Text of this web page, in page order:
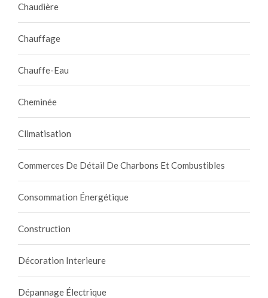
Chaudière
Chauffage
Chauffe-Eau
Cheminée
Climatisation
Commerces De Détail De Charbons Et Combustibles
Consommation Énergétique
Construction
Décoration Interieure
Dépannage Électrique